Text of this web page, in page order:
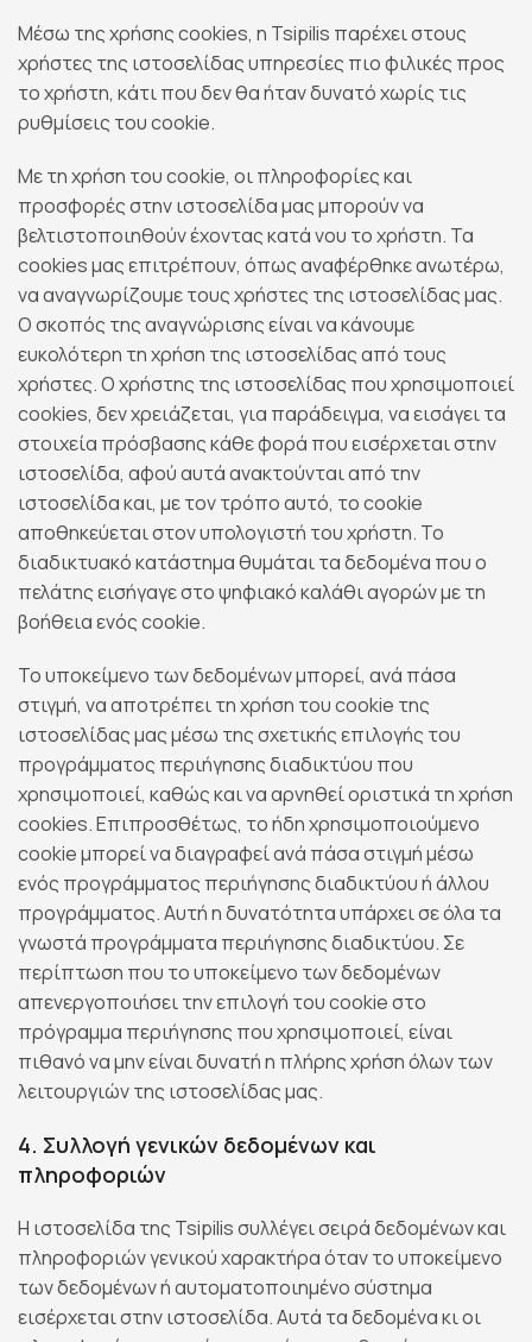
Μέσω της χρήσης cookies, η Tsipilis παρέχει στους
χρήστες της ιστοσελίδας υπηρεσίες πιο φιλικές προς
το χρήστη, κάτι που δεν θα ήταν δυνατό χωρίς τις
ρυθμίσεις του cookie.
Με τη χρήση του cookie, οι πληροφορίες και
προσφορές στην ιστοσελίδα μας μπορούν να
βελτιστοποιηθούν έχοντας κατά νου το χρήστη. Τα
cookies μας επιτρέπουν, όπως αναφέρθηκε ανωτέρω,
να αναγνωρίζουμε τους χρήστες της ιστοσελίδας μας.
Ο σκοπός της αναγνώρισης είναι να κάνουμε
ευκολότερη τη χρήση της ιστοσελίδας από τους
χρήστες. Ο χρήστης της ιστοσελίδας που χρησιμοποιεί
cookies, δεν χρειάζεται, για παράδειγμα, να εισάγει τα
στοιχεία πρόσβασης κάθε φορά που εισέρχεται στην
ιστοσελίδα, αφού αυτά ανακτούνται από την
ιστοσελίδα και, με τον τρόπο αυτό, το cookie
αποθηκεύεται στον υπολογιστή του χρήστη. Το
διαδικτυακό κατάστημα θυμάται τα δεδομένα που ο
πελάτης εισήγαγε στο ψηφιακό καλάθι αγορών με τη
βοήθεια ενός cookie.
Το υποκείμενο των δεδομένων μπορεί, ανά πάσα
στιγμή, να αποτρέπει τη χρήση του cookie της
ιστοσελίδας μας μέσω της σχετικής επιλογής του
προγράμματος περιήγησης διαδικτύου που
χρησιμοποιεί, καθώς και να αρνηθεί οριστικά τη χρήση
cookies. Επιπροσθέτως, το ήδη χρησιμοποιούμενο
cookie μπορεί να διαγραφεί ανά πάσα στιγμή μέσω
ενός προγράμματος περιήγησης διαδικτύου ή άλλου
προγράμματος. Αυτή η δυνατότητα υπάρχει σε όλα τα
γνωστά προγράμματα περιήγησης διαδικτύου. Σε
περίπτωση που το υποκείμενο των δεδομένων
απενεργοποιήσει την επιλογή του cookie στο
πρόγραμμα περιήγησης που χρησιμοποιεί, είναι
πιθανό να μην είναι δυνατή η πλήρης χρήση όλων των
λειτουργιών της ιστοσελίδας μας.
4. Συλλογή γενικών δεδομένων και
πληροφοριών
Η ιστοσελίδα της Tsipilis συλλέγει σειρά δεδομένων και
πληροφοριών γενικού χαρακτήρα όταν το υποκείμενο
των δεδομένων ή αυτοματοποιημένο σύστημα
εισέρχεται στην ιστοσελίδα. Αυτά τα δεδομένα κι οι